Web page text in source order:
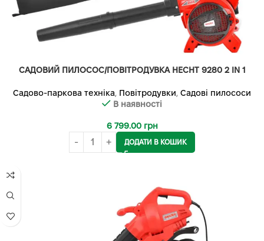
САДОВИЙ ПИЛОСОС/ПОВІТРОДУВКА HECHT 9280 2 IN 1
Садово-паркова техніка, Повітродувки, Садові пилососи
В наявності
6 799.00 грн
ДОДАТИ В КОШИК